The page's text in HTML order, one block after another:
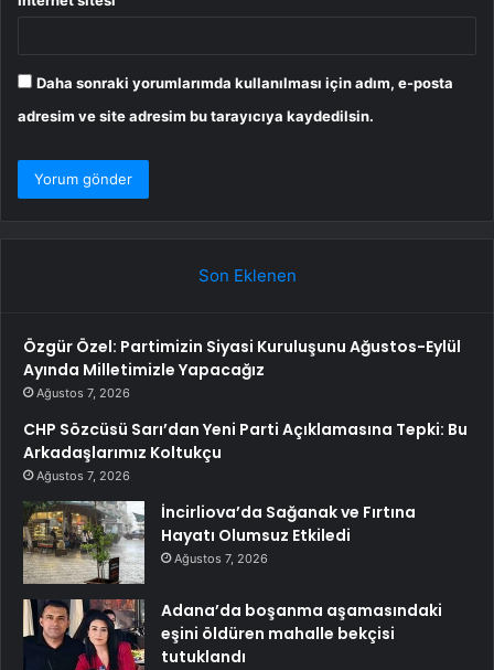
Daha sonraki yorumlarımda kullanılması için adım, e-posta
adresim ve site adresim bu tarayıcıya kaydedilsin.
Son Eklenen
Özgür Özel: Partimizin Siyasi Kuruluşunu Ağustos-Eylül
Ayında Milletimizle Yapacağız
Ağustos 7, 2026
CHP Sözcüsü Sarı’dan Yeni Parti Açıklamasına Tepki: Bu
Arkadaşlarımız Koltukçu
Ağustos 7, 2026
İncirliova’da Sağanak ve Fırtına
Hayatı Olumsuz Etkiledi
Ağustos 7, 2026
Adana’da boşanma aşamasındaki
eşini öldüren mahalle bekçisi
tutuklandı